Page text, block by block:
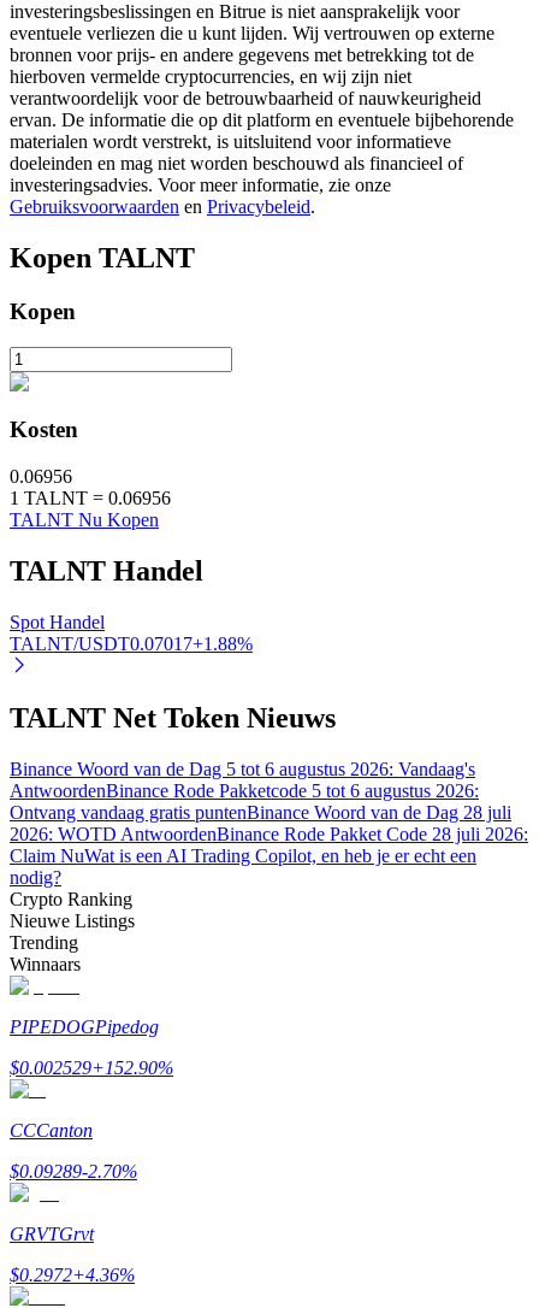
BTR-vergrendelingen
Exclusieve beleggingen voor BTR-houders
Auto Invest
Leer staken
Meer informatie over het verdienen van passief inkomen
Bitrue
AI
Bitrue-partners
investeringsbeslissingen en Bitrue is niet aansprakelijk voor
eventuele verliezen die u kunt lijden. Wij vertrouwen op externe
bronnen voor prijs- en andere gegevens met betrekking tot de
hierboven vermelde cryptocurrencies, en wij zijn niet
verantwoordelijk voor de betrouwbaarheid of nauwkeurigheid
ervan. De informatie die op dit platform en eventuele bijbehorende
materialen wordt verstrekt, is uitsluitend voor informatieve
doeleinden en mag niet worden beschouwd als financieel of
investeringsadvies. Voor meer informatie, zie onze
Gebruiksvoorwaarden en Privacybeleid.
Kopen TALNT
Kopen
Kosten
0.06956
1 TALNT = 0.06956
TALNT Nu Kopen
TALNT Handel
Spot Handel
TALNT/USDT0.07017+1.88%
TALNT Net Token Nieuws
Binance Woord van de Dag 5 tot 6 augustus 2026: Vandaag's
AntwoordenBinance Rode Pakketcode 5 tot 6 augustus 2026:
Ontvang vandaag gratis puntenBinance Woord van de Dag 28 juli
2026: WOTD AntwoordenBinance Rode Pakket Code 28 juli 2026:
Claim NuWat is een AI Trading Copilot, en heb je er echt een
nodig?
Crypto Ranking
Nieuwe Listings
Trending
Winnaars
PIPEDOGPipedog
$0.002529+152.90%
CCCanton
$0.09289-2.70%
GRVTGrvt
$0.2972+4.36%